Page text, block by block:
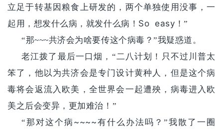
立足于转基因粮食上研发的，两个单独使用没事，一
起用，想发什么病，就发什么病！ So easy ！”
“那~~~共济会为啥要传这个病毒？”我疑惑道。
老江拨了最后一口烟，“二八计划！只不过川普太
笨了，他以为共济会是专门设计黄种人，但是这个病
毒将会返流入欧美，全世界会一起遭殃，病毒进入欧
美之后会变异，更加难治！”
“那对这个病 ~~~~有什么办法吗？”我散了一圈